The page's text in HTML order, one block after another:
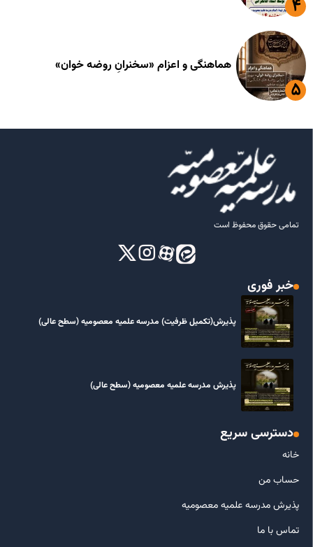
هماهنگی و اعزام «سخنرانِ روضه خوان»
تمامی حقوق محفوظ است
خبر فوری
پذیرش(تکمیل ظرفیت) مدرسه علمیه معصومیه‌ (سطح عالی)
پذیرش مدرسه علمیه معصومیه‌ (سطح عالی)
دسترسی سریع
خانه
حساب من
پذیرش مدرسه علمیه معصومیه
تماس با ما